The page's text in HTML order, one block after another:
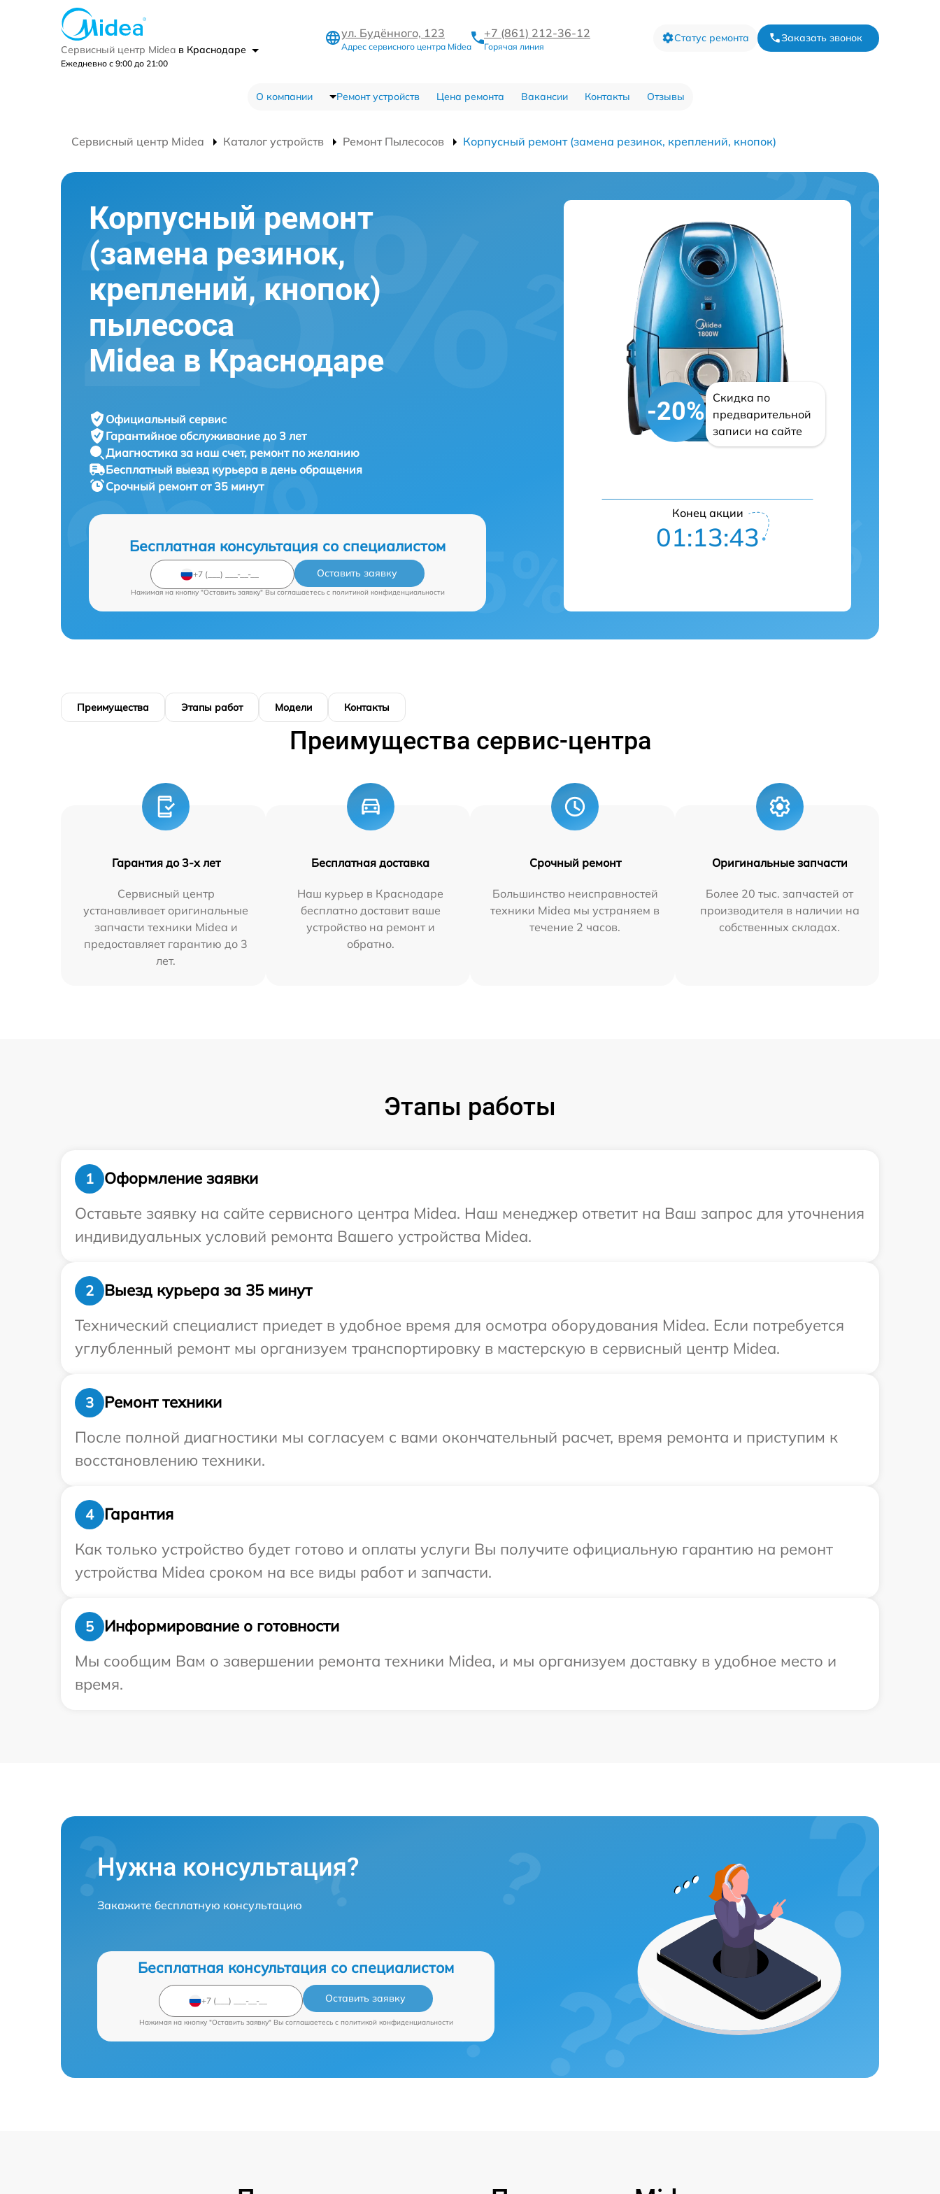
Сервисный центр Midea в Краснодаре
Ежедневно с 9:00 до 21:00
ул. Будённого, 123
Адрес сервисного центра Midea
+7 (861) 212-36-12
Горячая линия
Статус ремонта Заказать звонок
О компании Ремонт устройств Цена ремонта Вакансии Контакты Отзывы
Сервисный центр Midea Каталог устройств Ремонт Пылесосов Корпусный ремонт (замена резинок, креплений, кнопок)
Корпусный ремонт
(замена резинок,
креплений, кнопок)
пылесоса
Midea в Краснодаре
Официальный сервис
Гарантийное обслуживание до 3 лет
Диагностика за наш счет, ремонт по желанию
Бесплатный выезд курьера в день обращения
Срочный ремонтот 35 минут
Бесплатная консультация со специалистом
Оставить заявку
Нажимая на кнопку "Оставить заявку" Вы соглашаетесь c политикой конфиденциальности
-20%
Скидка по
предварительной
записи на сайте
Конец акции
01:13:42
Преимущества Этапы работ Модели Контакты
Преимущества сервис-центра
Гарантия до 3-х лет
Сервисный центр
устанавливает оригинальные
запчасти техники Midea и
предоставляет гарантию до 3
лет.
Бесплатная доставка
Наш курьер в Краснодаре
бесплатно доставит ваше
устройство на ремонт и
обратно.
Срочный ремонт
Большинство неисправностей
техники Midea мы устраняем в
течение 2 часов.
Оригинальные запчасти
Более 20 тыс. запчастей от
производителя в наличии на
собственных складах.
Этапы работы
1
Оформление заявки
Оставьте заявку на сайте сервисного центра Midea. Наш менеджер ответит на Ваш запрос для уточнения
индивидуальных условий ремонта Вашего устройства Midea.
2
Выезд курьера за 35 минут
Технический специалист приедет в удобное время для осмотра оборудования Midea. Если потребуется
углубленный ремонт мы организуем транспортировку в мастерскую в сервисный центр Midea.
3
Ремонт техники
После полной диагностики мы согласуем с вами окончательный расчет, время ремонта и приступим к
восстановлению техники.
4
Гарантия
Как только устройство будет готово и оплаты услуги Вы получите официальную гарантию на ремонт
устройства Midea сроком на все виды работ и запчасти.
5
Информирование о готовности
Мы сообщим Вам о завершении ремонта техники Midea, и мы организуем доставку в удобное место и
время.
Нужна консультация?
Закажите бесплатную консультацию
Бесплатная консультация со специалистом
Оставить заявку
Нажимая на кнопку "Оставить заявку" Вы соглашаетесь c политикой конфиденциальности